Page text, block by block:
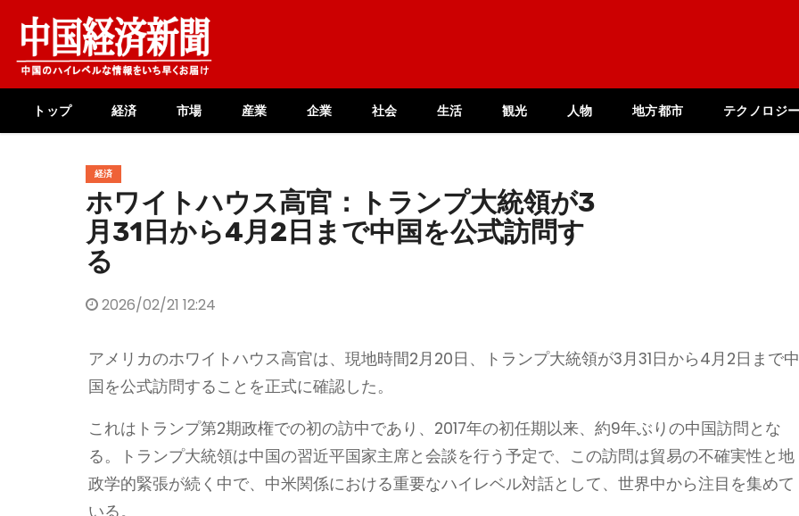
content
トップ 経済 市場 産業 企業 社会 生活 観光 人物 地方都市 テクノロジ
経済
ホワイトハウス高官：トランプ大統領が3
月31日から4月2日まで中国を公式訪問す
る
2026/02/21 12:24
アメリカのホワイトハウス高官は、現地時間2月20日、トランプ大統領が3月31日から4月2日まで
国を公式訪問することを正式に確認した。
これはトランプ第2期政権での初の訪中であり、2017年の初任期以来、約9年ぶりの中国訪問とな
る。トランプ大統領は中国の習近平国家主席と会談を行う予定で、この訪問は貿易の不確実性と地
政学的緊張が続く中で、中米関係における重要なハイレベル対話として、世界中から注目を集めて
いる。